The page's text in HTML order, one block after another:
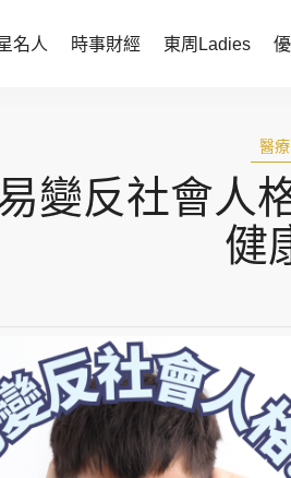
名人 時事財經 東周Ladies
財經智庫
會員活動
東周JETSO
醫
變反社會人
健